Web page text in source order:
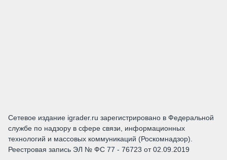
Сетевое издание igrader.ru зарегистрировано в Федеральной
службе по надзору в сфере связи, информационных
технологий и массовых коммуникаций (Роскомнадзор).
Реестровая запись ЭЛ № ФС 77 - 76723 от 02.09.2019